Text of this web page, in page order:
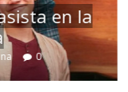
en la
0